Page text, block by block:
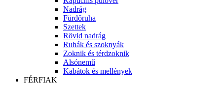
Nadrág
Fürdőruha
Szettek
Rövid nadrág
Ruhák és szoknyák
Zoknik és térdzoknik
Alsónemű
Kabátok és mellények
FÉRFIAK